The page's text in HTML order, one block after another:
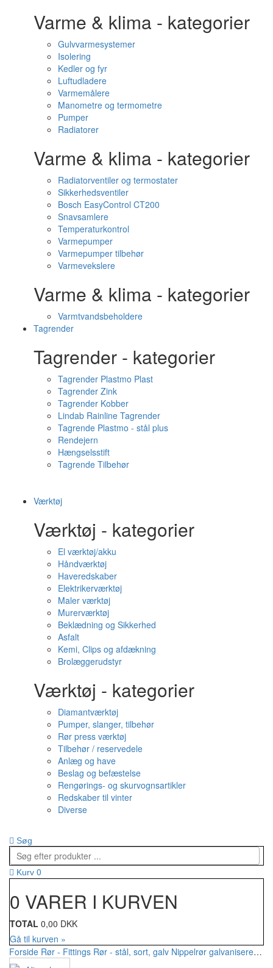
Varme & klima - kategorier
Gulvvarmesystemer
Isolering
Kedler og fyr
Luftudladere
Varmemålere
Manometre og termometre
Pumper
Radiatorer
Varme & klima - kategorier
Radiatorventiler og termostater
Sikkerhedsventiler
Bosch EasyControl CT200
Snavsamlere
Temperaturkontrol
Varmepumper
Varmepumper tilbehør
Varmevekslere
Varme & klima - kategorier
Varmtvandsbeholdere
Tagrender
Tagrender - kategorier
Tagrender Plastmo Plast
Tagrender Zink
Tagrender Kobber
Lindab Rainline Tagrender
Tagrende Plastmo - stål plus
Rendejern
Hængselsstift
Tagrende Tilbehør
Værktøj
Værktøj - kategorier
El værktøj/akku
Håndværktøj
Haveredskaber
Elektrikerværktøj
Maler værktøj
Murerværktøj
Beklædning og Sikkerhed
Asfalt
Kemi, Clips og afdækning
Brolæggerudstyr
Værktøj - kategorier
Diamantværktøj
Pumper, slanger, tilbehør
Rør press værktøj
Tilbehør / reservedele
Anlæg og have
Beslag og befæstelse
Rengørings- og skurvognsartikler
Redskaber til vinter
Diverse
Søg
Kurv 0
0 VARER I KURVEN
TOTAL 0,00 DKK
Gå til kurven »
Forside Rør - Fittings Rør - stål, sort, galv Nippelrør galvaniseret